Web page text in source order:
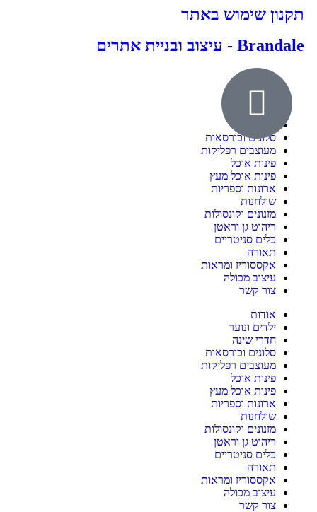
תקנון שימוש באתר
Brandale - עיצוב ובניית אתרים
ילדים ונוער
סלונים וכורסאות
מעוצבים רפליקות
פינות אוכל
פינות אוכל מעץ
ארונות וספריות
שולחנות
מזנונים וקונסולות
ריהוט גן וראטן
כלים סניטריים
תאורה
אקססוריז ומראות
עיצוב מכולה
צור קשר
אודות
ילדים ונוער
חדרי שינה
סלונים וכורסאות
מעוצבים רפליקות
פינות אוכל
פינות אוכל מעץ
ארונות וספריות
שולחנות
מזנונים וקונסולות
ריהוט גן וראטן
כלים סניטריים
תאורה
אקססוריז ומראות
עיצוב מכולה
צור קשר